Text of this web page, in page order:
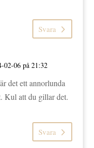
Svara
02-06 på 21:32
det ett annorlunda
Kul att du gillar det.
Svara